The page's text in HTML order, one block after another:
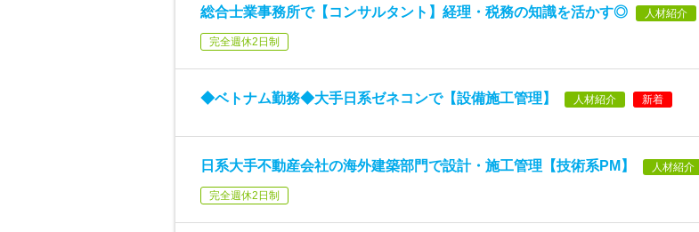
総合士業事務所で【コンサルタント】経理・税務の知識を活かす◎ 人材紹介
完全週休2日制
◆ベトナム勤務◆大手日系ゼネコンで【設備施工管理】 人材紹介 新着
日系大手不動産会社の海外建築部門で設計・施工管理【技術系PM】 人材紹介
完全週休2日制